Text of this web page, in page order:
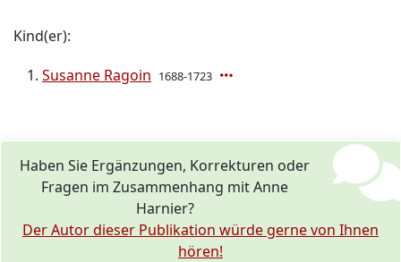
Kind(er):
Susanne Ragoin 1688-1723
Haben Sie Ergänzungen, Korrekturen oder
Fragen im Zusammenhang mit Anne
Harnier?
Der Autor dieser Publikation würde gerne von Ihnen
hören!